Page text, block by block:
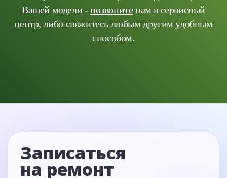
Вашей модели - позвонитенам в сервисный
центр, либо свяжитесь любым другим удобным
способом.
Записаться
на ремонт